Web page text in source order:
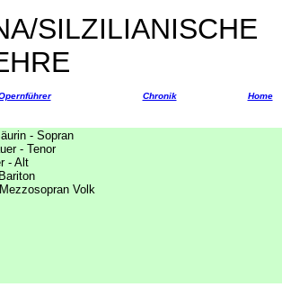
SILZILIANISCHE
Chronik Home
- Sopran
- Tenor
- Alt
Volk